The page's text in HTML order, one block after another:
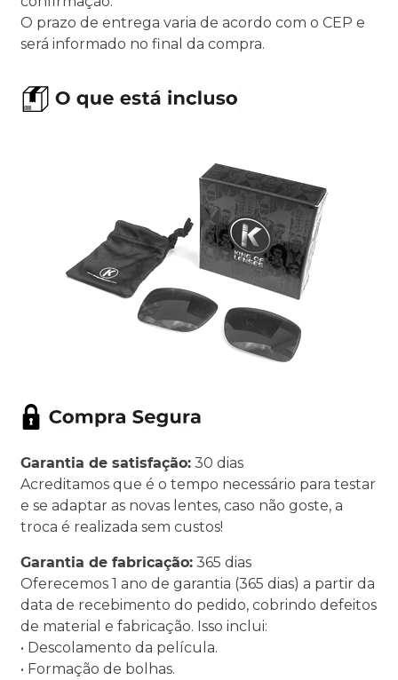
O prazo de entrega varia de acordo com o CEP e
será informado no final da compra.
Garantia de satisfação: 30 dias
Acreditamos que é o tempo necessário para testar
e se adaptar as novas lentes, caso não goste, a
troca é realizada sem custos!
Garantia de fabricação: 365 dias
Oferecemos 1 ano de garantia (365 dias) a partir da
data de recebimento do pedido, cobrindo defeitos
de material e fabricação. Isso inclui:
• Descolamento da película.
• Formação de bolhas.